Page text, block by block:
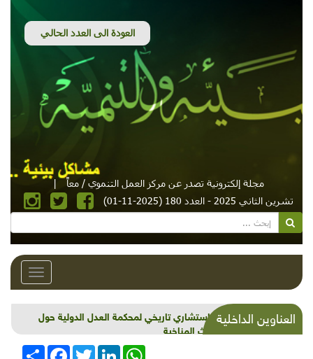
مجلة إلكترونية تصدر عن مركز العمل التنموي / معاً
|
تشرين الثاني 2025 - العدد 180 (2025-11-01)
Toggle
العناوين الداخليةشذرات بيئية وتنموية...بنية تحتية وحلويات قبيحة
وحاكورة ونوبل وزيتون و"سيباط"
انشر
FacebookTwitterLinkedInWhatsApp